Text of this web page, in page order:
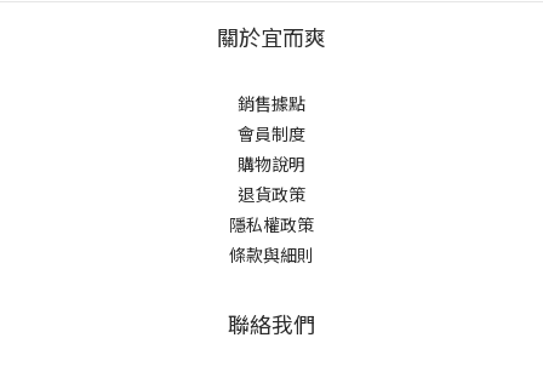
關於宜而爽
銷售據點
會員制度
購物說明
退貨政策
隱私權政策
條款與細則
聯絡我們